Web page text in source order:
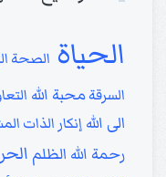
الحياة الصحة
السرقةمحبة الله
الى الله إنكار الذات
رحمة الله الظلم